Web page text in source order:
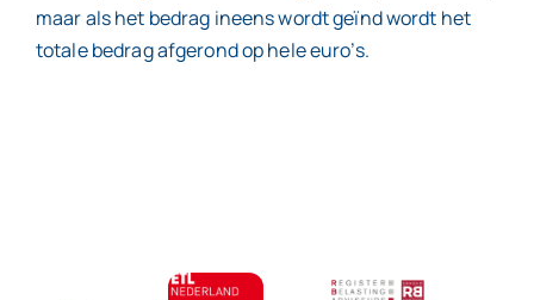
maar als het bedrag ineens wordt geïnd wordt het
totale bedrag afgerond op hele euro’s.